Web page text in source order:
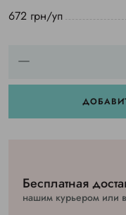
672 грн/уп
Бесплатная
нашим курьером или